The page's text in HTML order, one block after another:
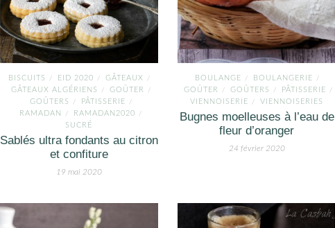
BISCUITS / EID 2020 / GÂTEAUX /
GÂTEAUX ALGÉRIENS / GOÛTER /
GOÛTERS / PÂTISSERIE /
RAMADAN / RAMADAN2020 /
SUCRÉ
Sablés ultra fondants au citron
et confiture
19 mai 2020
BOULANGE / BOULANGERIE /
GOÛTER / GOÛTERS / PÂTISSERIE /
VIENNOISERIE / VIENNOISERIES
Bugnes moelleuses à l’eau de
fleur d’oranger
24 février 2020